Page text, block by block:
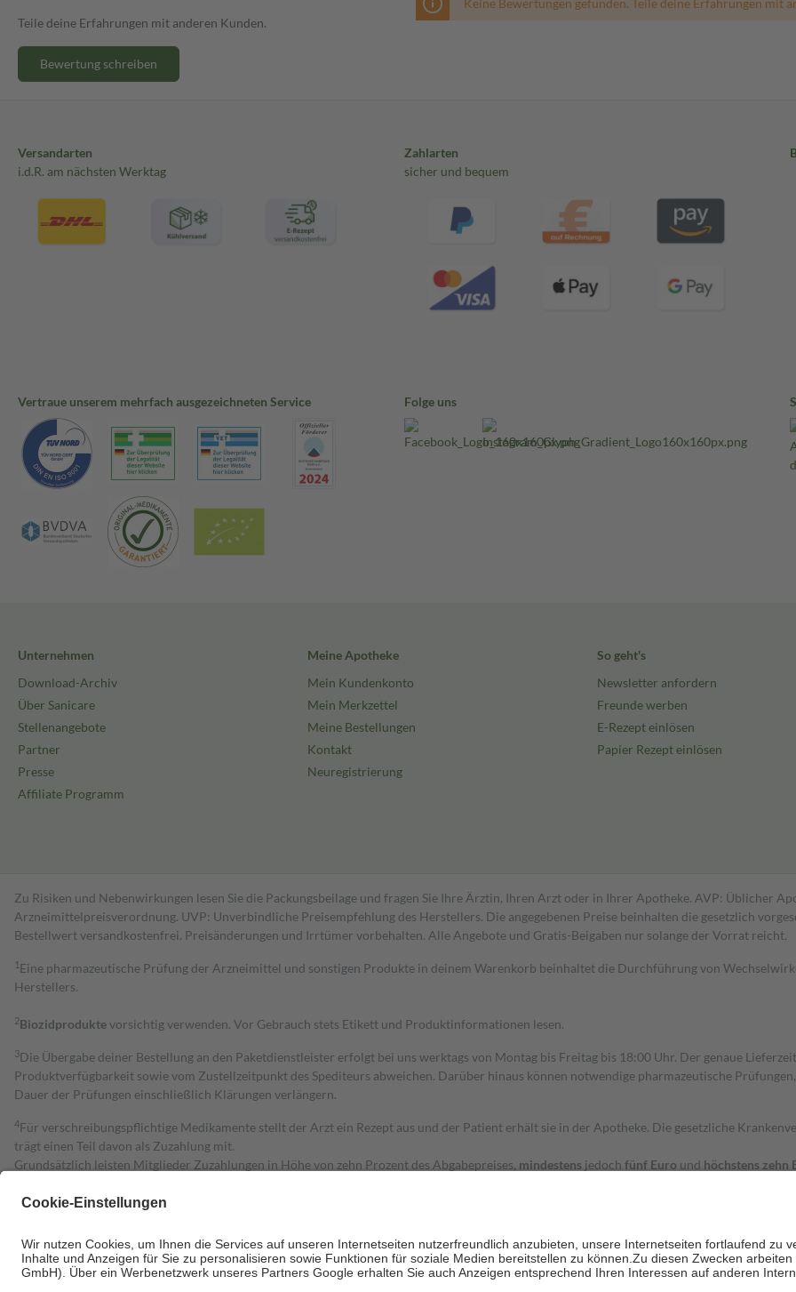
Teile deine Erfahrungen mit anderen Kunden.
Bewertung schreiben
Keine Bewertungen gefunden. Teile deine Erfahrungen mit
Versandarten
i.d.R. am nächsten Werktag
Zahlarten
sicher und bequem
Vertraue unserem mehrfach ausgezeichneten Service Folge uns
Unternehmen
Download-Archiv
Über Sanicare
Stellenangebote
Partner
Presse
Affiliate Programm
Meine Apotheke
Mein Kundenkonto
Mein Merkzettel
Meine Bestellungen
Kontakt
Neuregistrierung
So geht's
Newsletter anfordern
Freunde werben
E-Rezept einlösen
Papier Rezept einlösen
Zu Risiken und Nebenwirkungen lesen Sie die Packungsbeilage und fragen Sie Ihre Ärztin, Ihren Arzt oder in Ihrer Apotheke. AVP: Üblicher
Arzneimittelpreisverordnung. UVP: Unverbindliche Preisempfehlung des Herstellers. Die angegebenen Preise beinhalten die gesetzlich
Bestell­wert versand­kosten­frei. Preisänderungen und Irrtümer vorbehalten. Alle Angebote und Gratis-Beigaben nur solange der Vorrat reicht.
1 Eine pharmazeutische Prüfung der Arzneimittel und sonstigen Produkte in deinem Warenkorb beinhaltet die Durchführung von
Herstellers.
2Biozidproduktevorsichtig verwenden. Vor Gebrauch stets Etikett und Produktinformationen lesen.
3Die Übergabe deiner Bestellung an den Paketdienstleister erfolgt bei uns werktags von Montag bis Freitag bis 18:00 Uhr. Der genaue
Produktverfügbarkeit sowie vom Zustellzeitpunkt des Spediteurs abweichen. Darüber hinaus können notwendige pharmazeutische
Dauer der Prüfungen einschließlich Klärungen verlängern.
4Für verschreibungspflichtige Medikamente stellt der Arzt ein Rezept aus und der Patient erhält sie in der Apotheke. Die gesetzliche
trägt einen Teil davon als Zuzahlung mit.
Grundsätzlich leisten Mitglieder Zuzahlungen in Höhe von zehn Prozent des Abgabepreises, mindestens jedoch fünf Euro und höchstens zehn
Diese Regeln gelten grundsätzlich auch für Online-Apotheken.
Um das Engagement der Versicherten für ihre eigene Gesundheit zu stärken und die besondere Stellung der Familie zu unterstützen, fallen
• Kindern und Jugendlichen bis zum vollendeten 18. Lebensjahr mit Ausnahme der Fahrkosten
• Untersuchungen zur Vorsorge und Früherkennung, die von der GKV getragen werden